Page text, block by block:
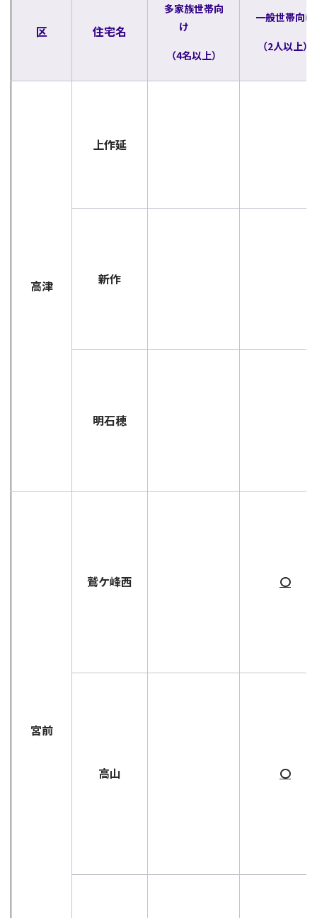
区 住宅名
多家族世帯向
け
（4名以上）
一般世帯向け
（2人以上）
高津
上作延
新作
明石穂
宮前
鷲ケ峰西 〇
高山 〇